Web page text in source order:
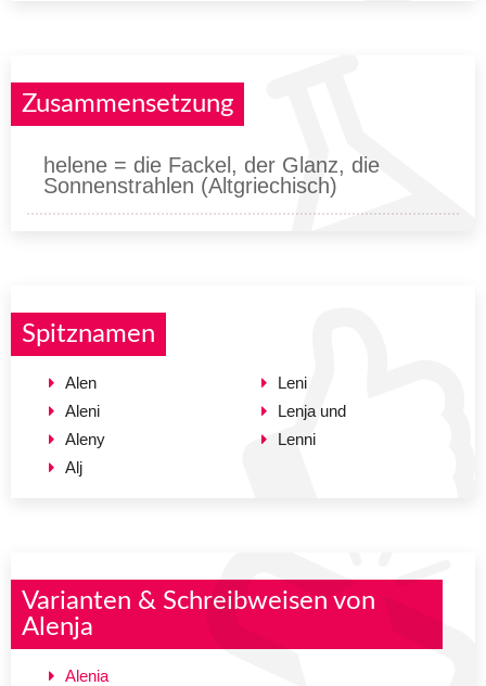
Zusammensetzung
helene = die Fackel, der Glanz, die
Sonnenstrahlen (Altgriechisch)
Spitznamen
Alen
Aleni
Aleny
Alj
Leni
Lenja und
Lenni
Varianten & Schreibweisen von
Alenja
Alenia